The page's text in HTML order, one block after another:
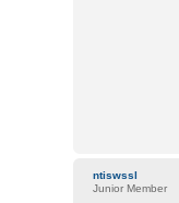
ntiswssl
Junior Member